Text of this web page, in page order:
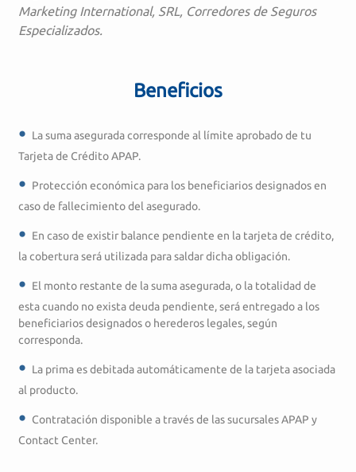
Marketing International, SRL, Corredores de Seguros
Especializados.
Beneficios
La suma asegurada corresponde al límite aprobado de tu
Tarjeta de Crédito APAP.
Protección económica para los beneficiarios designados en
caso de fallecimiento del asegurado.
En caso de existir balance pendiente en la tarjeta de crédito,
la cobertura será utilizada para saldar dicha obligación.
El monto restante de la suma asegurada, o la totalidad de
esta cuando no exista deuda pendiente, será entregado a los
beneficiarios designados o herederos legales, según
corresponda.
La prima es debitada automáticamente de la tarjeta asociada
al producto.
Contratación disponible a través de las sucursales APAP y
Contact Center.